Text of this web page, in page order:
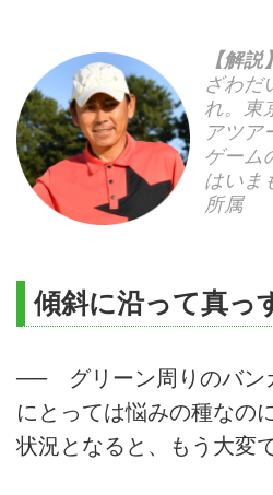
【解
ざわだ
れ。東
アツア
ゲーム
はいま
所属
傾斜に沿って真っ
── グリーン周りのバン
にとっては悩みの種なの
状況となると、もう大変で